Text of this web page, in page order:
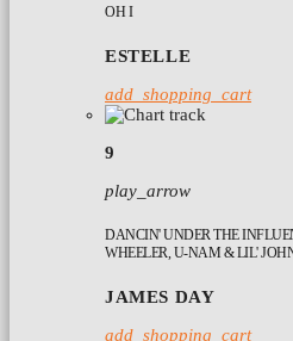
OH I
ESTELLE
add_shopping_cart
9
play_arrow
DANCIN' UNDER THE
WHEELER, U-NAM & LIL'
JAMES DAY
add_shopping_cart